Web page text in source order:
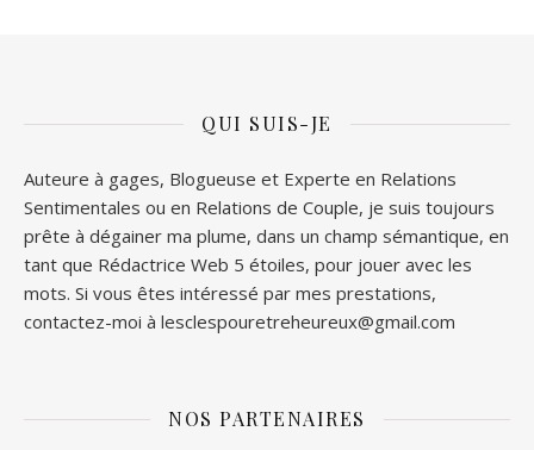
QUI SUIS-JE
Auteure à gages, Blogueuse et Experte en Relations
Sentimentales ou en Relations de Couple, je suis toujours
prête à dégainer ma plume, dans un champ sémantique, en
tant que Rédactrice Web 5 étoiles, pour jouer avec les
mots. Si vous êtes intéressé par mes prestations,
contactez-moi à lesclespouretreheureux@gmail.com
NOS PARTENAIRES